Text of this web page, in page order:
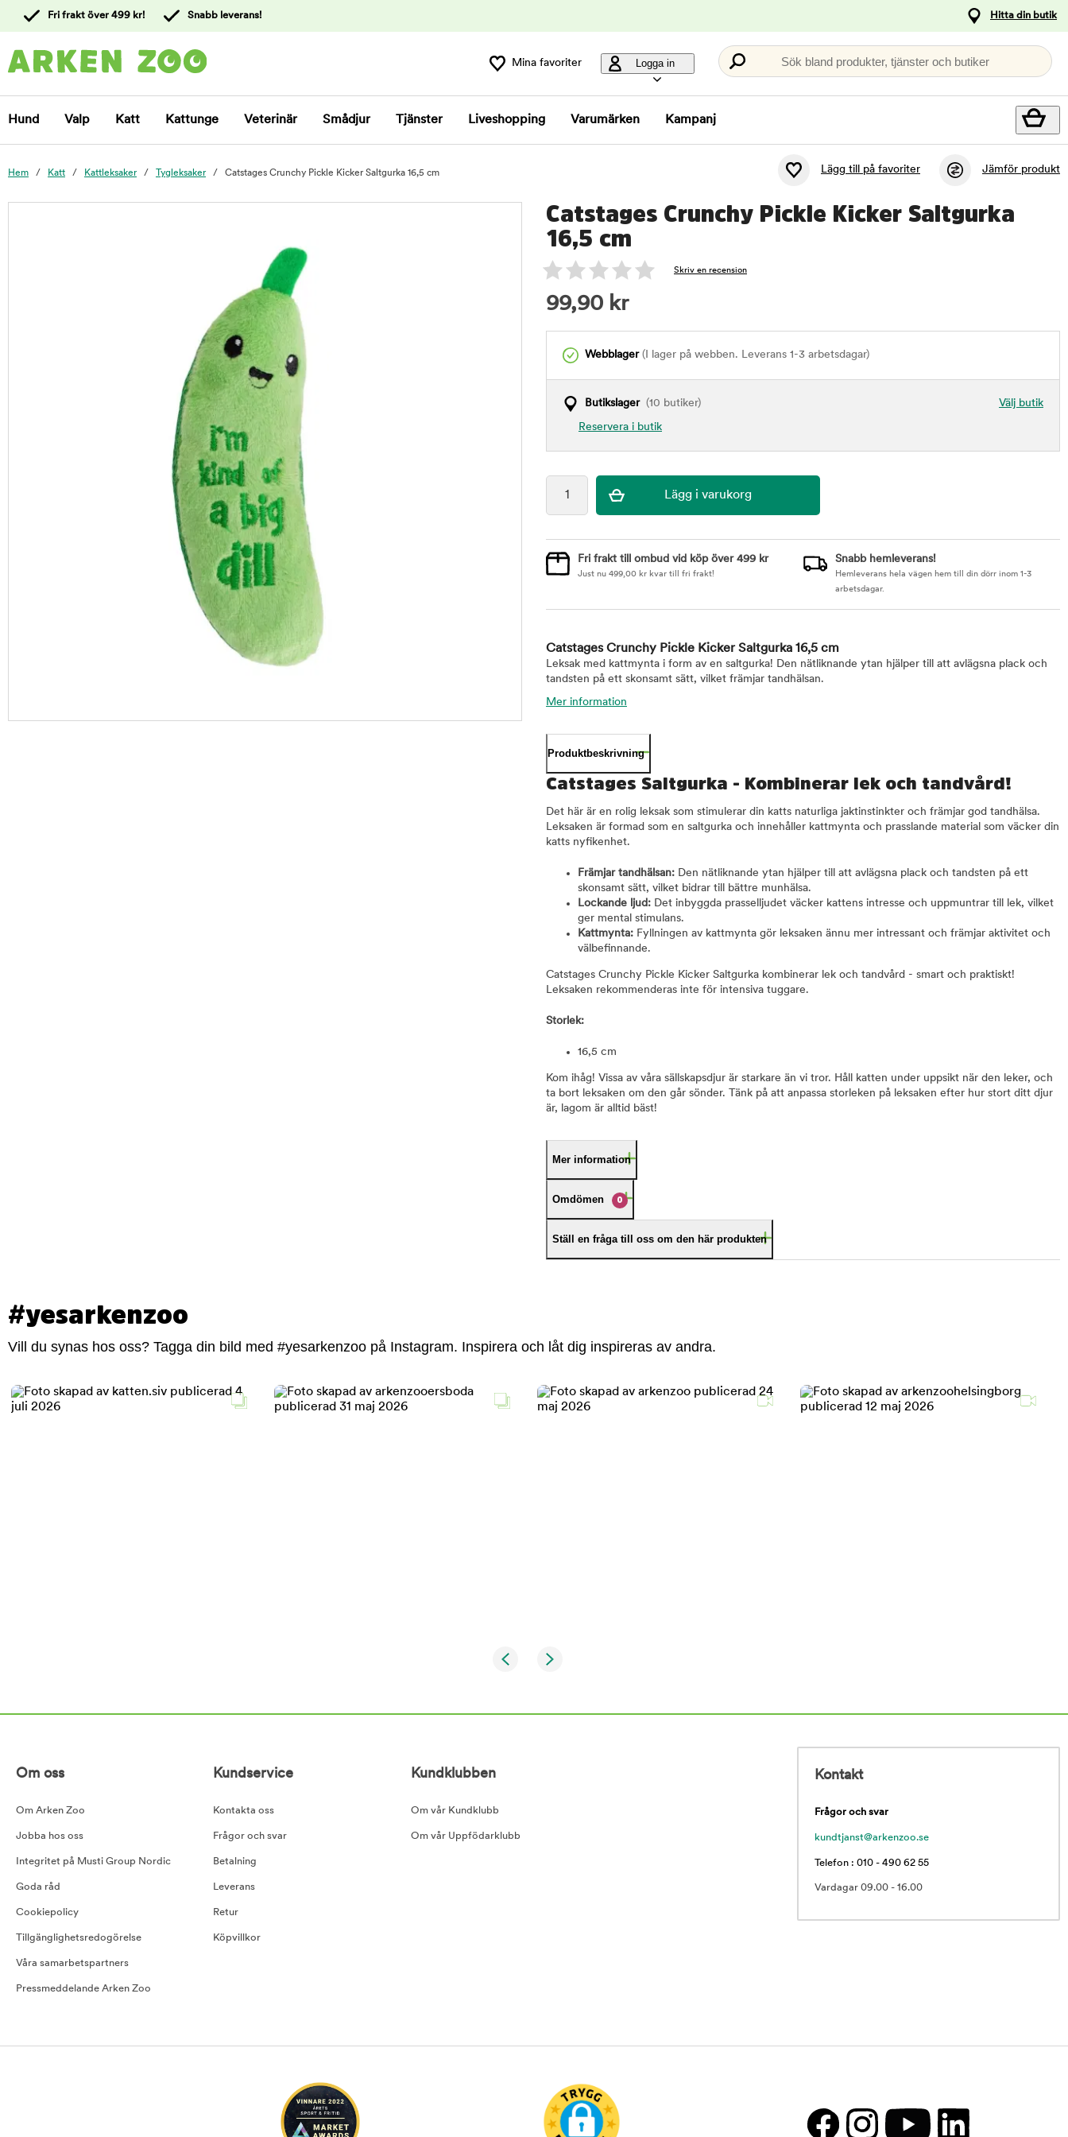
kundtjänst
Fri frakt över 499 kr! Snabb leverans! Hitta din butik
Mina favoriter Logga in Sök bland produkter, tjänster och butiker
Hund Valp Katt Kattunge Veterinär Smådjur Tjänster Liveshopping Varumärken Kampanj
Hem Katt Kattleksaker Tygleksaker Catstages Crunchy Pickle Kicker Saltgurka 16,5 cm Lägg till på favoriter Jämför produkt
Catstages Crunchy Pickle Kicker Saltgurka
16,5 cm
Skriv en recension
99,90 kr
Webblager(I lager på webben. Leverans 1-3 arbetsdagar)
Välj butik
Butikslager(10 butiker)
Reservera i butik
Fri frakt till ombud vid köp över 499 kr
Just nu 499,00 kr kvar till fri frakt!
Snabb hemleverans!
Hemleverans hela vägen hem till din dörr inom 1-3
arbetsdagar.
Catstages Crunchy Pickle Kicker Saltgurka 16,5 cm
Leksak med kattmynta i form av en saltgurka! Den nätliknande ytan hjälper till att avlägsna plack och
tandsten på ett skonsamt sätt, vilket främjar tandhälsan.
Mer information
Produktbeskrivning
Catstages Saltgurka - Kombinerar lek och tandvård!
Det här är en rolig leksak som stimulerar din katts naturliga jaktinstinkter och främjar god tandhälsa.
Leksaken är formad som en saltgurka och innehåller kattmynta och prasslande material som väcker din
katts nyfikenhet.
Främjar tandhälsan: Den nätliknande ytan hjälper till att avlägsna plack och tandsten på ett
skonsamt sätt, vilket bidrar till bättre munhälsa.
Lockande ljud: Det inbyggda prasselljudet väcker kattens intresse och uppmuntrar till lek, vilket
ger mental stimulans.
Kattmynta: Fyllningen av kattmynta gör leksaken ännu mer intressant och främjar aktivitet och
välbefinnande.
Catstages Crunchy Pickle Kicker Saltgurka kombinerar lek och tandvård - smart och praktiskt!
Leksaken rekommenderas inte för intensiva tuggare.
Storlek:
16,5 cm
Kom ihåg! Vissa av våra sällskapsdjur är starkare än vi tror. Håll katten under uppsikt när den leker, och
ta bort leksaken om den går sönder. Tänk på att anpassa storleken på leksaken efter hur stort ditt djur
är, lagom är alltid bäst!
Mer information
Omdömen 0
Ställ en fråga till oss om den här produkten
#yesarkenzoo
Vill du synas hos oss? Tagga din bild med #yesarkenzoo på Instagram. Inspirera och låt dig inspireras av andra.
Om oss
Om Arken Zoo
Jobba hos oss
Integritet på Musti Group Nordic
Goda råd
Cookiepolicy
Tillgänglighetsredogörelse
Våra samarbetspartners
Pressmeddelande Arken Zoo
Kundservice
Kontakta oss
Frågor och svar
Betalning
Leverans
Retur
Köpvillkor
Kundklubben
Om vår Kundklubb
Om vår Uppfödarklubb
Kontakt
Frågor och svar
kundtjanst@arkenzoo.se
Telefon : 010 - 490 62 55
Vardagar 09.00 - 16.00